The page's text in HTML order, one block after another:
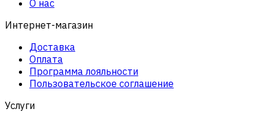
О нас
Интернет-магазин
Доставка
Оплата
Программа лояльности
Пользовательское соглашение
Услуги